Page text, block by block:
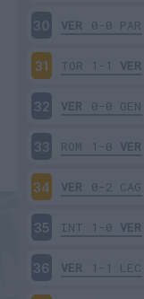
30 VER 0-0 PAR
31 TOR 1-1 VER
32 VER 0-0 GEN
33 ROM 1-0 VER
34 VER 0-2 CAG
35 INT 1-0 VER
36 VER 1-1 LEC